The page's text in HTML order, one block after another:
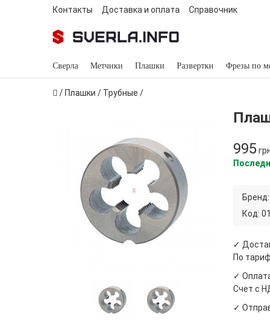
Контакты Доставка и оплата Справочник
Сверла Метчики Плашки Развертки Фрезы по
/ Плашки / Трубные /
995
Бренд:
Код:
✓
По
✓
Счет с
✓